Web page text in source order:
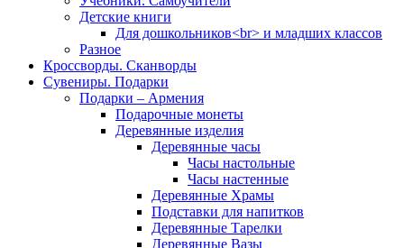
Детские книги
Для дошкольников<br> и младших классов
Разное
Кроссворды. Сканворды
Сувениры. Подарки
Подарки – Армения
Подарочные монеты
Деревянные изделия
Деревянные часы
Часы настольные
Часы настенные
Деревянные Храмы
Подставки для напитков
Деревянные Тарелки
Деревянные Вазы